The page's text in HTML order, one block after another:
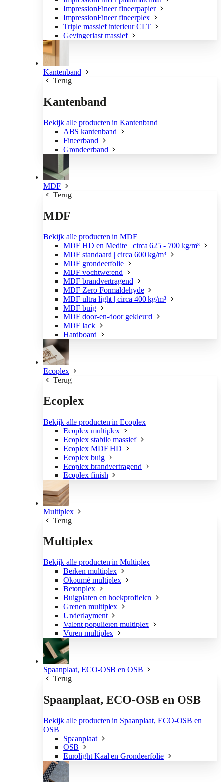
ImpressionFineer fineerpapier
ImpressionFineer fineerplex
Triple massief interieur CLT
Gevingerlast massief
Kantenband
Terug
Kantenband
Bekijk alle producten in Kantenband
ABS kantenband
Fineerband
Grondeerband
MDF
Terug
MDF
Bekijk alle producten in MDF
MDF HD en Medite | circa 625 - 700 kg/m³
MDF standaard | circa 600 kg/m³
MDF grondeerfolie
MDF vochtwerend
MDF brandvertragend
MDF Zero Formaldehyde
MDF ultra light | circa 400 kg/m³
MDF buig
MDF door-en-door gekleurd
MDF lack
Hardboard
Ecoplex
Terug
Ecoplex
Bekijk alle producten in Ecoplex
Ecoplex multiplex
Ecoplex stabilo massief
Ecoplex MDF HD
Ecoplex buig
Ecoplex brandvertragend
Ecoplex finish
Multiplex
Terug
Multiplex
Bekijk alle producten in Multiplex
Berken multiplex
Okoumé multiplex
Betonplex
Buigplaten en hoekprofielen
Grenen multiplex
Underlayment
Valent populieren multiplex
Vuren multiplex
Spaanplaat, ECO-OSB en OSB
Terug
Spaanplaat, ECO-OSB en OSB
Bekijk alle producten in Spaanplaat, ECO-OSB en
OSB
Spaanplaat
OSB
Eurolight Kaal en Grondeerfolie